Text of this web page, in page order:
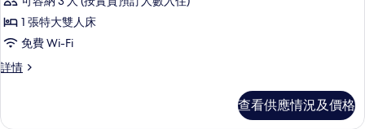
Bosphorus
Studio
Residence
with
的
1 張特大雙人床
免費 Wi-Fi
詳情
Park
with
查看供應情況及價格